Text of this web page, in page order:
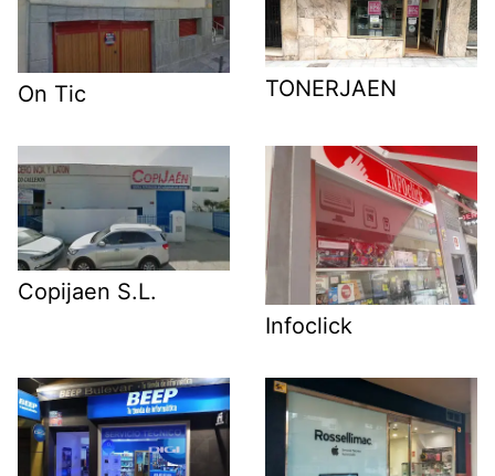
On Tic TONERJAEN
Copijaen S.L.
Infoclick